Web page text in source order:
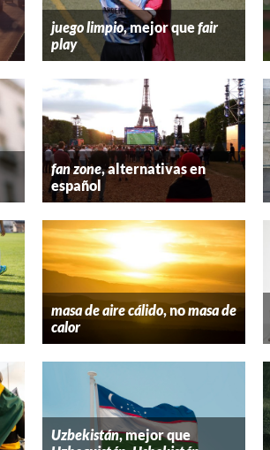
juego limpio, mejor quefair
play
fan zone, alternativas en
español
masa de aire cálido, nomasa de
calor
Uzbekistán, mejor que